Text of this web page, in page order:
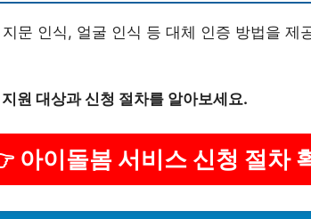
문 인식, 얼굴 인식 등 대체 인증 방법을 제
원 대상과 신청 절차를 알아보세요.
아이돌봄 서비스 신청 절차